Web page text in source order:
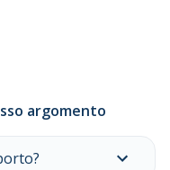
argomento